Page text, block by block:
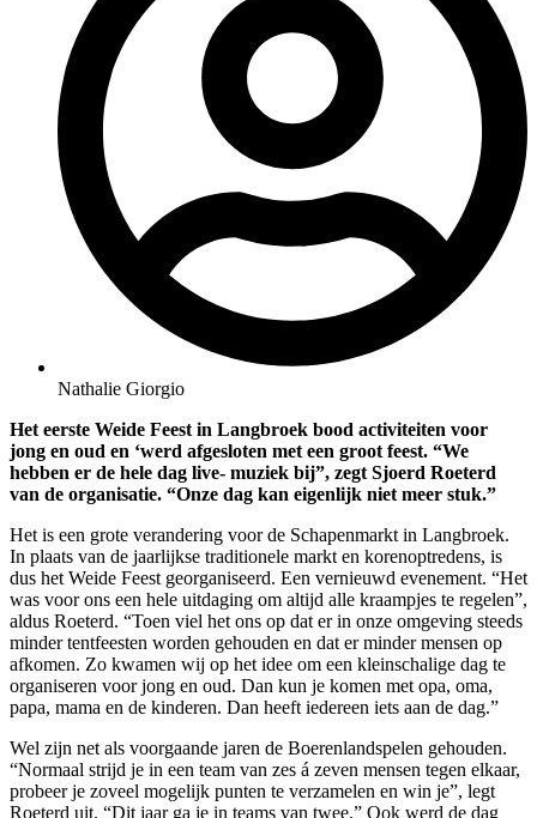
Nathalie Giorgio
Het eerste Weide Feest in Langbroek bood activiteiten voor
jong en oud en ‘werd afgesloten met een groot feest. “We
hebben er de hele dag live- muziek bij”, zegt Sjoerd Roeterd
van de organisatie. “Onze dag kan eigenlijk niet meer stuk.”
Het is een grote verandering voor de Schapenmarkt in Langbroek.
In plaats van de jaarlijkse traditionele markt en korenoptredens, is
dus het Weide Feest georganiseerd. Een vernieuwd evenement. “Het
was voor ons een hele uitdaging om altijd alle kraampjes te regelen”,
aldus Roeterd. “Toen viel het ons op dat er in onze omgeving steeds
minder tentfeesten worden gehouden en dat er minder mensen op
afkomen. Zo kwamen wij op het idee om een kleinschalige dag te
organiseren voor jong en oud. Dan kun je komen met opa, oma,
papa, mama en de kinderen. Dan heeft iedereen iets aan de dag.”
Wel zijn net als voorgaande jaren de Boerenlandspelen gehouden.
“Normaal strijd je in een team van zes á zeven mensen tegen elkaar,
probeer je zoveel mogelijk punten te verzamelen en win je”, legt
Roeterd uit. “Dit jaar ga je in teams van twee.” Ook werd de dag